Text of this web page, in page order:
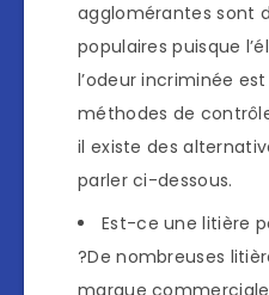
agglomérantes sont
populaires puisque
l’odeur incriminée
méthodes de
il existe des
parler ci-dessous.
Est-ce une litière
?De nombreuses